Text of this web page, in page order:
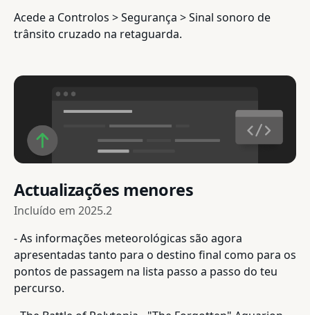
Acede a Controlos > Segurança > Sinal sonoro de
trânsito cruzado na retaguarda.
Actualizações menores
Incluído em 2025.2
- As informações meteorológicas são agora
apresentadas tanto para o destino final como para os
pontos de passagem na lista passo a passo do teu
percurso.